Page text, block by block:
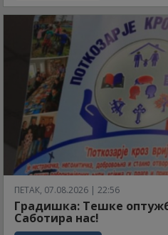
ПЕТАК, 07.08.2026 | 22:56
Градишка: Тешке
Саботира нас!